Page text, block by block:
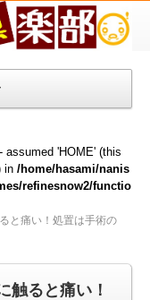
assumed 'HOME' (this
in /home/hasami/nanis
refinesnow2/functio
と痛い！処置は手術の
触ると痛い！